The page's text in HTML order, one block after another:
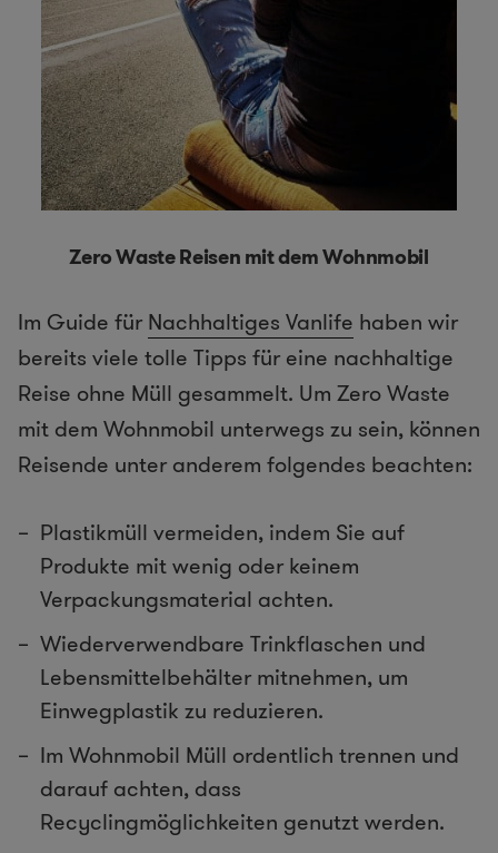
Zero Waste Reisen mit dem Wohnmobil
Im Guide für Nachhaltiges Vanlife haben wir
bereits viele tolle Tipps für eine nachhaltige
Reise ohne Müll gesammelt. Um Zero Waste
mit dem Wohnmobil unterwegs zu sein, können
Reisende unter anderem folgendes beachten:
Plastikmüll vermeiden, indem Sie auf
Produkte mit wenig oder keinem
Verpackungsmaterial achten.
Wiederverwendbare Trinkflaschen und
Lebensmittelbehälter mitnehmen, um
Einwegplastik zu reduzieren.
Im Wohnmobil Müll ordentlich trennen und
darauf achten, dass
Recyclingmöglichkeiten genutzt werden.